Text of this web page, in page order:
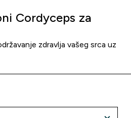
Cordyceps za
zdravlja vašeg srca uz